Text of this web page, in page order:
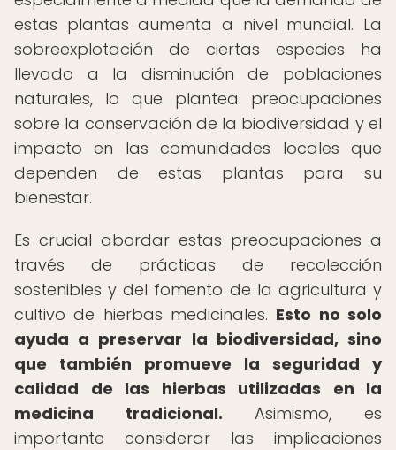
estas plantas aumenta a nivel mundial. La
sobreexplotación de ciertas especies ha
llevado a la disminución de poblaciones
naturales, lo que plantea preocupaciones
sobre la conservación de la biodiversidad y el
impacto en las comunidades locales que
dependen de estas plantas para su
bienestar.
Es crucial abordar estas preocupaciones a
través de prácticas de recolección
sostenibles y del fomento de la agricultura y
cultivo de hierbas medicinales. Esto no solo
ayuda a preservar la biodiversidad, sino
que también promueve la seguridad y
calidad de las hierbas utilizadas en la
medicina tradicional. Asimismo, es
importante considerar las implicaciones